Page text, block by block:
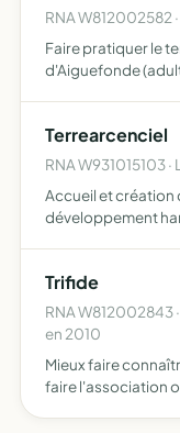
RNA W812002582
Faire pratiquer le
d'Aiguefonde
Terrearcenciel
RNA W931015103
Accueil et création
développement
Trifide
RNA W812002843
en 2010
Mieux faire
faire l'association